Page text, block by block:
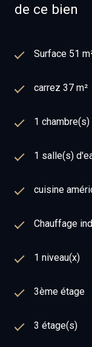
de ce bien
Surface 51
carrez 37 m²
1 chambre(s)
1 salle(s)
cuisine
Chauffage
1 niveau(x)
3ème étage
3 étage(s)